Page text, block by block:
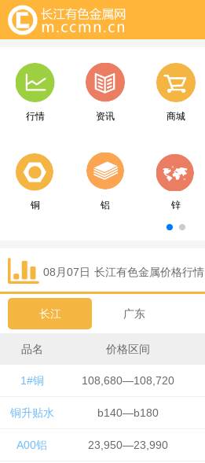
行情 资讯 商城
铜 铝 锌
08月07日 长江有色金属价格行情
长江 广东
品名 价格区间
1#铜 108,680—108,720
铜升贴水 b140—b180
A00铝 23,950—23,990